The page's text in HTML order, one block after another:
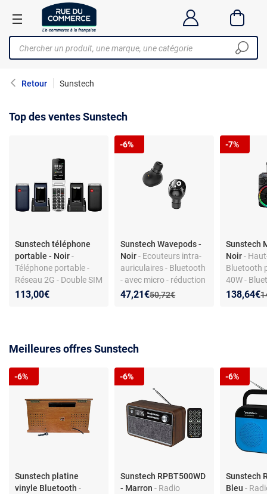
Retour Sunstech
Top des ventes Sunstech
Sunstech téléphone
portable - Noir-
Téléphone portable -
Réseau 2G - Double SIM
- Bluetooth 3 - Appareil
113,00€
Sunstech Wavepods -
Noir- Ecouteurs intra-
auriculaires - Bluetooth
- avec micro - réduction
de bruitAncien prix :
50,72€
Nouveau prix :
47,21€
Réduction de :
-6%
Sunstech
Noir-
Bluetooth
40W -
USB/Jack
Nouveau
138,64€
-7%
Meilleures offres Sunstech
Sunstech platine
vinyle Bluetooth -
-6%
Sunstech RPBT500WD
- Marron - Radio
-6%
Sunstech
Bleu -
-6%